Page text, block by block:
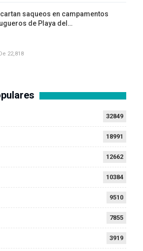
saqueos en campamentos
de Playa del…
22,818
32849
18991
12662
10384
9510
7855
3919